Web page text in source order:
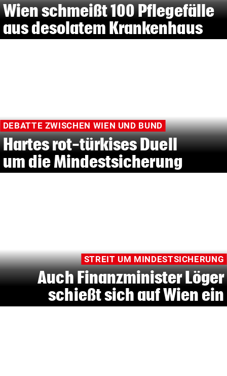
Wien schmeißt 100 Pflegefälle
aus desolatem Krankenhaus
DEBATTE ZWISCHEN WIEN UND BUND
Hartes rot-türkises Duell
um die Mindestsicherung
STREIT UM MINDESTSICHERUNG
Auch Finanzminister Löger
schießt sich auf Wien ein